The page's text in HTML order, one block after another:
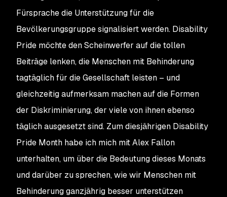
Fürsprache die Unterstützung für die
Bevölkerungsgruppe signalisiert werden. Disability
Pride möchte den Scheinwerfer auf die tollen
Beiträge lenken, die Menschen mit Behinderung
tagtäglich für die Gesellschaft leisten – und
gleichzeitig aufmerksam machen auf die Formen
der Diskriminierung, der viele von ihnen ebenso
täglich ausgesetzt sind. Zum diesjährigen Disability
Pride Month habe ich mich mit Alex Fallon
unterhalten, um über die Bedeutung dieses Monats
und darüber zu sprechen, wie wir Menschen mit
Behinderung ganzjährig besser unterstützen